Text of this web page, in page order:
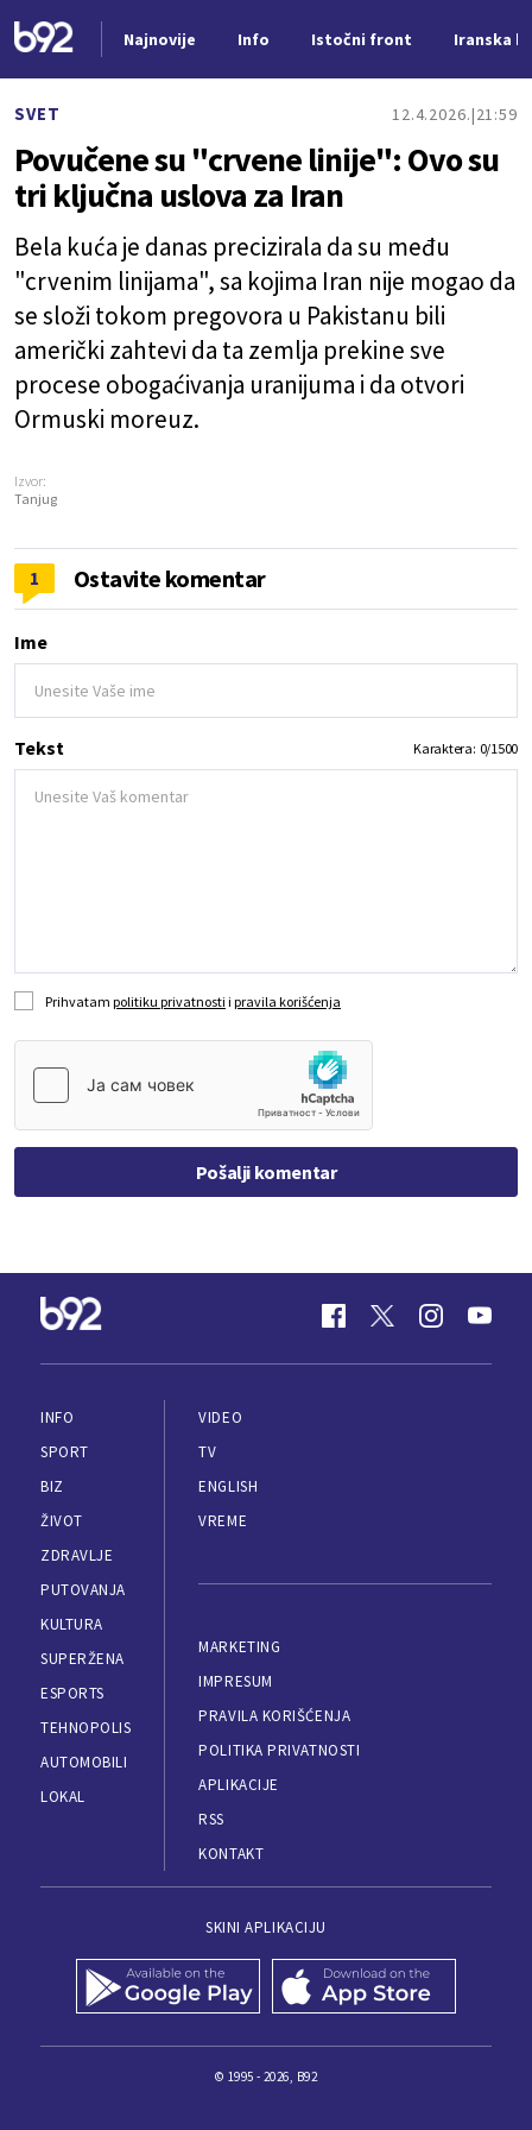
Najnovije Info Istočni front Iranska
SVET 12.4.2026. 21:59
Povučene su "crvene linije": Ovo su
tri ključna uslova za Iran
Bela kuća je danas precizirala da su među
"crvenim linijama", sa kojima Iran nije mogao da
se složi tokom pregovora u Pakistanu bili
američki zahtevi da ta zemlja prekine sve
procese obogaćivanja uranijuma i da otvori
Ormuski moreuz.
Izvor:
Tanjug
1 Ostavite komentar
Ime
Tekst Karaktera: 0/1500
Prihvatam politiku privatnosti i pravila korišćenja
Pošalji komentar
INFO
SPORT
BIZ
ŽIVOT
ZDRAVLJE
PUTOVANJA
KULTURA
SUPERŽENA
ESPORTS
TEHNOPOLIS
AUTOMOBILI
LOKAL
VIDEO
TV
ENGLISH
VREME
MARKETING
IMPRESUM
PRAVILA KORIŠĆENJA
POLITIKA PRIVATNOSTI
APLIKACIJE
RSS
KONTAKT
SKINI APLIKACIJU
© 1995 - 2026, B92